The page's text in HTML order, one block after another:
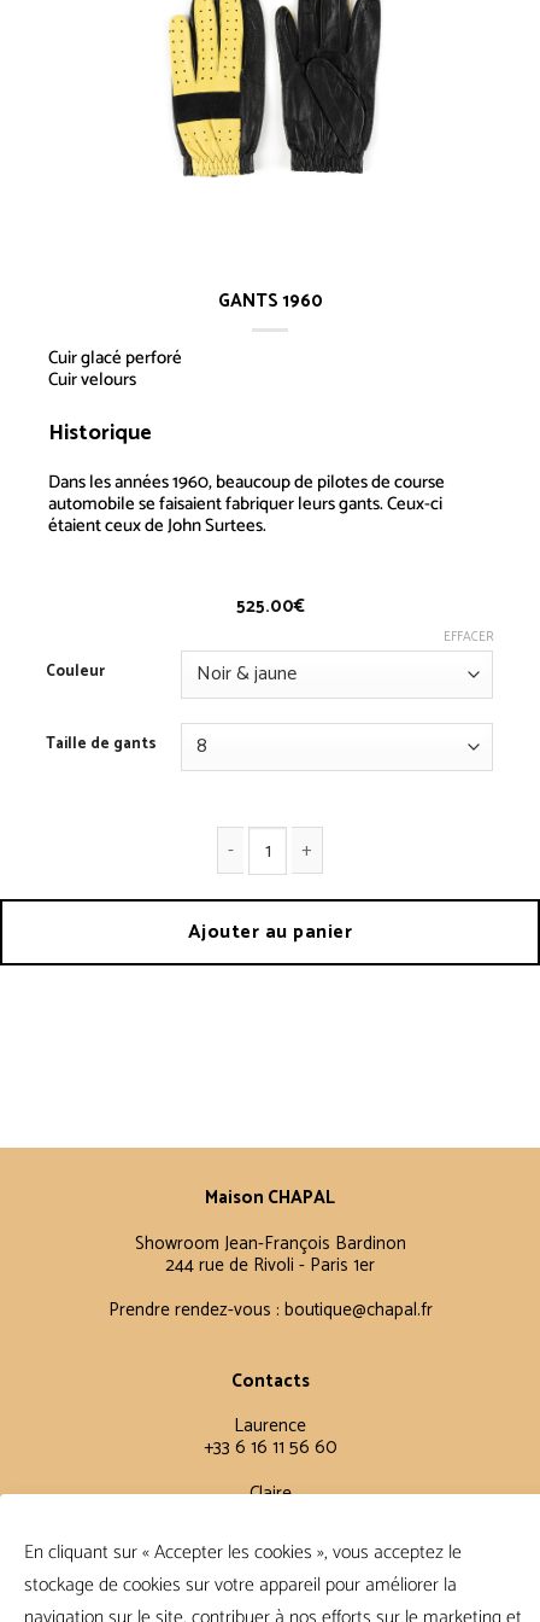
En cliquant sur « Accepter les cookies », vous acceptez le
stockage de cookies sur votre appareil pour améliorer la
GANTS 1960
Cuir glacé perforé
Cuir velours
Historique
Dans les années 1960, beaucoup de pilotes de course
automobile se faisaient fabriquer leurs gants. Ceux-ci
étaient ceux de John Surtees.
525.00€
Couleur
Taille de gants
EFFACER
Ajouter au panier
Maison CHAPAL
Showroom Jean-François Bardinon
244 rue de Rivoli - Paris 1er
Prendre rendez-vous : boutique@chapal.fr
Contacts
Laurence
+33 6 16 11 56 60
Claire
Conditions Générales